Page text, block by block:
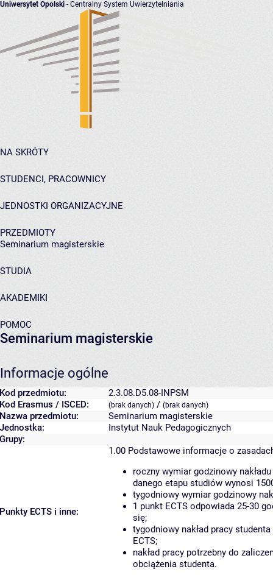
Uniwersytet Opolski - Centralny System Uwierzytelniania
NA SKRÓTY
STUDENCI, PRACOWNICY
JEDNOSTKI ORGANIZACYJNE
PRZEDMIOTY
Seminarium magisterskie
STUDIA
AKADEMIKI
POMOC
Seminarium magisterskie
Informacje ogólne
Kod przedmiotu:
2.3.08.D5.08-INPSM
Kod Erasmus / ISCED:
(brak danych) / (brak danych)
Nazwa przedmiotu:
Seminarium magisterskie
Jednostka:
Instytut Nauk Pedagogicznych
Grupy:
Punkty ECTS i inne:
1.00 Podstawowe informacje o
roczny wymiar godzinowy
danego etapu studiów wynosi
tygodniowy wymiar godzinowy
1 punkt ECTS odpowiada 25-30
się;
tygodniowy nakład pracy
ECTS;
nakład pracy potrzebny do
obciążenia studenta.